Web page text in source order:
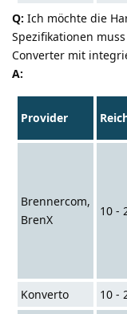
Q: Ich möchte die
Spezifikationen
Converter mit
A:
Provider
Brennercom,
BrenX
10 -
Konverto
10 -